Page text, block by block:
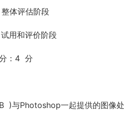
体评估阶段
用和评价阶段
：4 分
)与Photoshop一起提供的图像处